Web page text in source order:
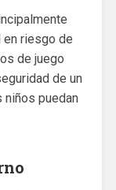
en riesgo de
de juego
de un
niños puedan